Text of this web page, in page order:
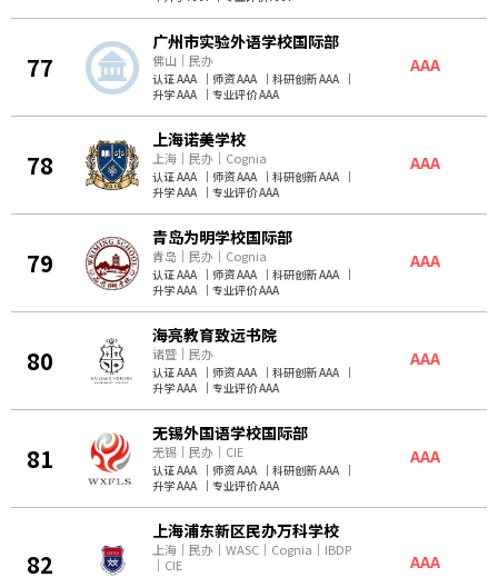
77
广州市实验外语学校国际部
佛山 ｜ 民办
认证 AAA ｜ 师资 AAA ｜科研创新 AAA ｜
升学 AAA ｜专业评价 AAA
AAA
78
上海诺美学校
上海 ｜ 民办 ｜ Cognia
认证 AAA ｜ 师资 AAA ｜科研创新 AAA ｜
升学 AAA ｜专业评价 AAA
AAA
79
青岛为明学校国际部
青岛 ｜ 民办 ｜ Cognia
认证 AAA ｜ 师资 AAA ｜科研创新 AAA ｜
升学 AAA ｜专业评价 AAA
AAA
80
海亮教育致远书院
诸暨 ｜ 民办
认证 AAA ｜ 师资 AAA ｜科研创新 AAA ｜
升学 AAA ｜专业评价 AAA
AAA
81
无锡外国语学校国际部
无锡 ｜ 民办 ｜ CIE
认证 AAA ｜ 师资 AAA ｜科研创新 AAA ｜
升学 AAA ｜专业评价 AAA
AAA
82
上海浦东新区民办万科学校
上海 ｜ 民办 ｜WASC ｜ Cognia ｜ IBDP
｜ CIE AAA